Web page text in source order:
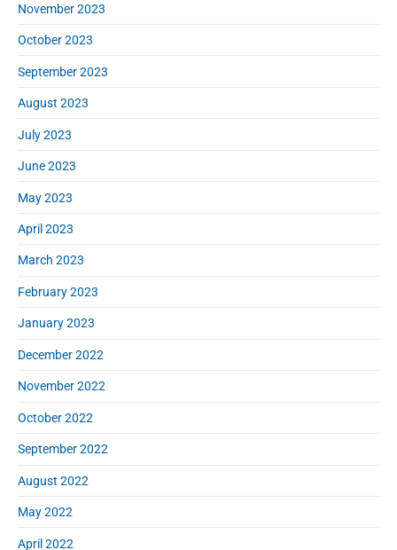
November 2023
October 2023
September 2023
August 2023
July 2023
June 2023
May 2023
April 2023
March 2023
February 2023
January 2023
December 2022
November 2022
October 2022
September 2022
August 2022
May 2022
April 2022